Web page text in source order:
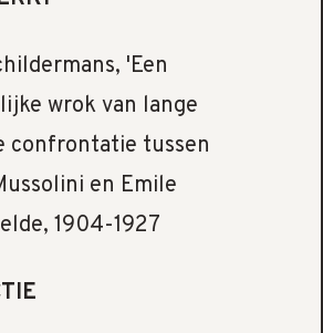
'Een
wrok van lange
confrontatie tussen
en Emile
1904-1927